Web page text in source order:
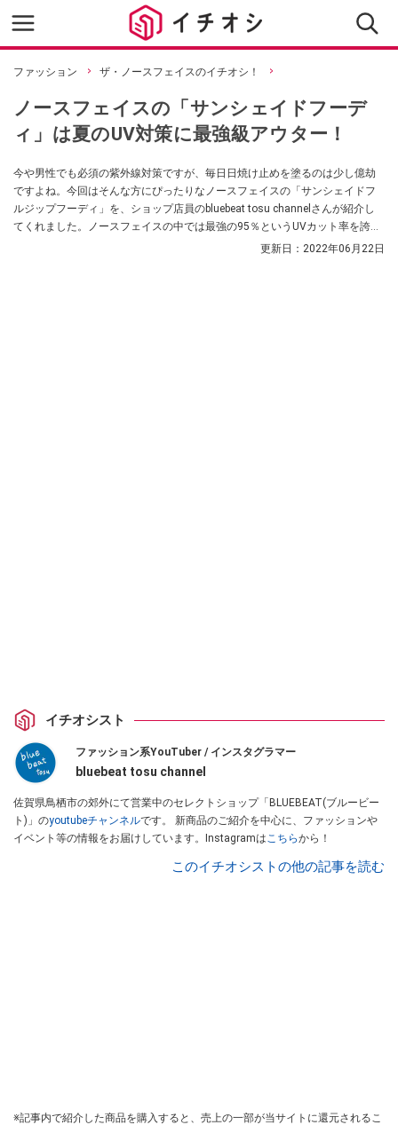
ファッション ザ・ノースフェイスのイチオシ！
ノースフェイスの「サンシェイドフーデ
ィ」は夏のUV対策に最強級アウター！
今や男性でも必須の紫外線対策ですが、毎日日焼け止めを塗るのは少し億劫
ですよね。今回はそんな方にぴったりなノースフェイスの「サンシェイドフ
ルジップフーディ」を、ショップ店員のbluebeat tosu channelさんが紹介し
てくれました。ノースフェイスの中では最強の95％というUVカット率を誇
り、素肌の上にさらっと1枚でも羽織れる軽さが特徴的なんだとか。
更新日： 2022年06月22日
イチオシスト
ファッション系YouTuber / インスタグラマー
bluebeat tosu channel
佐賀県鳥栖市の郊外にて営業中のセレクトショップ「BLUEBEAT(ブルービー
ト)」のyoutubeチャンネルです。 新商品のご紹介を中心に、ファッションや
イベント等の情報をお届けしています。Instagramはこちらから！
このイチオシストの他の記事を読む
※記事内で紹介した商品を購入すると、売上の一部が当サイトに還元されるこ